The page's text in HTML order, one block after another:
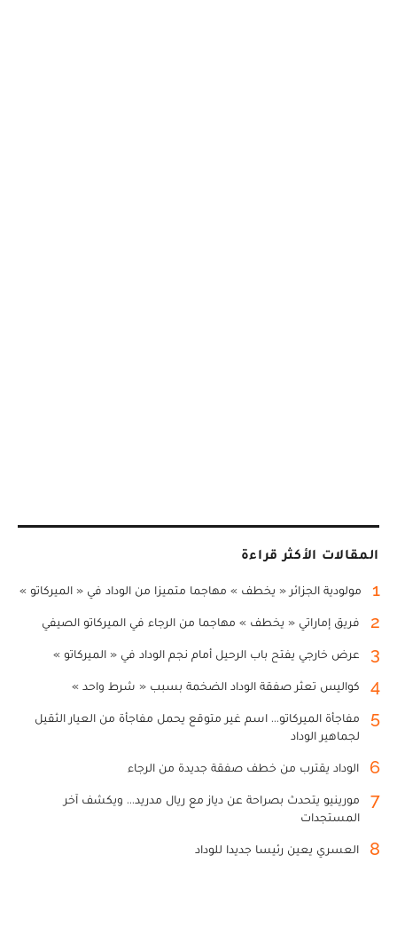
المقالات الأكثر قراءة
1 مولودية الجزائر « يخطف » مهاجما متميزا من الوداد في « الميركاتو »
2 فريق إماراتي « يخطف » مهاجما من الرجاء في الميركاتو الصيفي
3 عرض خارجي يفتح باب الرحيل أمام نجم الوداد في « الميركاتو »
4 كواليس تعثر صفقة الوداد الضخمة بسبب « شرط واحد »
5
مفاجأة الميركاتو... اسم غير متوقع يحمل مفاجأة من العيار الثقيل
لجماهير الوداد
6 الوداد يقترب من خطف صفقة جديدة من الرجاء
7
مورينيو يتحدث بصراحة عن دياز مع ريال مدريد... ويكشف آخر
المستجدات
8 العسري يعين رئيسا جديدا للوداد